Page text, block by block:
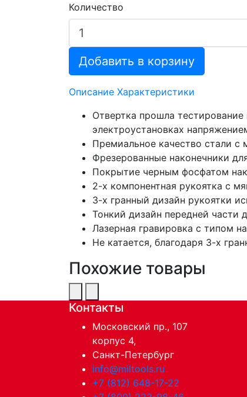
Количество
Добавить в корзину
Описание Характеристики
Отвертка прошла
электроустановках
Премиальное качество стали
Фрезерованные наконечники
Покрытие черным фосфатом
2-х компонентная рукоятка с
3-х гранный дизайн рукоятки
Тонкий дизайн передней
Лазерная гравировка с типом
Не катается, благодаря 3-х
Похожие товары
Контакты
Московский пр., 107
корпус 4,
Санкт-Петербург
info@miltools.ru
+7 (812) 648-17-22